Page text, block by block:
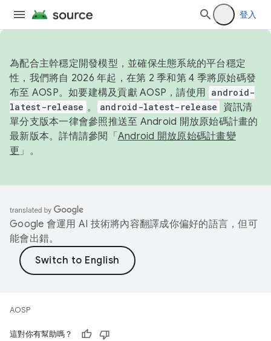
登入
為配合主幹穩定開發模型，並確保生態系統的平台穩定
性，我們將自 2026 年起，在第 2 季和第 4 季將原始碼發
布至 AOSP。如要建構及貢獻 AOSP，請使用 android-
latest-release 。 android-latest-release
資訊清
單分支版本一律會參照推送至 Android 開放原始碼計畫的
最新版本。詳情請參閱「 Android 開放原始碼計畫變
更 」。
Google 會運用 AI 技術將內容翻譯成你偏好的語言，但可
能會出錯。
AOSP
這對你有幫助嗎？